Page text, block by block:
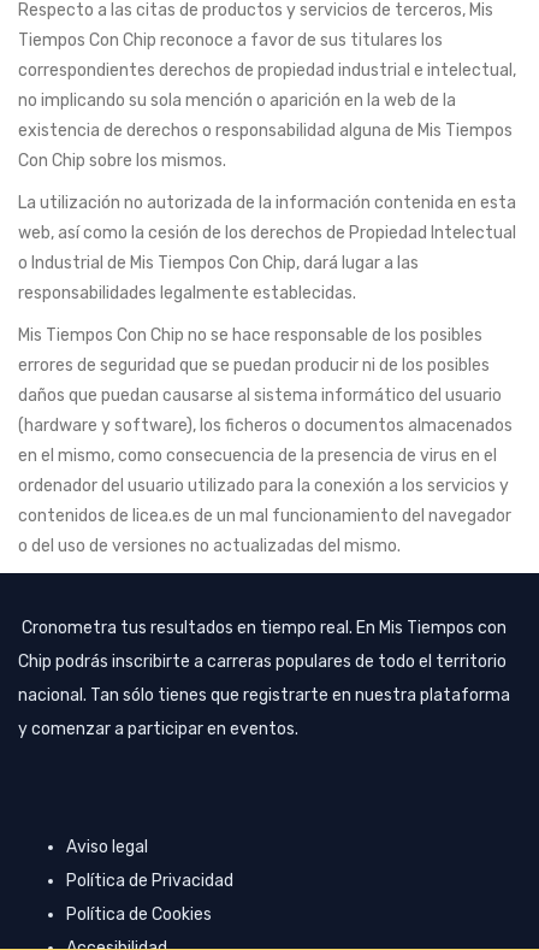
Respecto a las citas de productos y servicios de terceros, Mis
Tiempos Con Chip reconoce a favor de sus titulares los
correspondientes derechos de propiedad industrial e intelectual,
no implicando su sola mención o aparición en la web de la
existencia de derechos o responsabilidad alguna de Mis Tiempos
Con Chip sobre los mismos.
La utilización no autorizada de la información contenida en esta
web, así como la cesión de los derechos de Propiedad Intelectual
o Industrial de Mis Tiempos Con Chip, dará lugar a las
responsabilidades legalmente establecidas.
Mis Tiempos Con Chip no se hace responsable de los posibles
errores de seguridad que se puedan producir ni de los posibles
daños que puedan causarse al sistema informático del usuario
(hardware y software), los ficheros o documentos almacenados
en el mismo, como consecuencia de la presencia de virus en el
ordenador del usuario utilizado para la conexión a los servicios y
contenidos de licea.es de un mal funcionamiento del navegador
o del uso de versiones no actualizadas del mismo.
Image
Cronometra tus resultados en tiempo real. En Mis Tiempos con
Chip podrás inscribirte a carreras populares de todo el territorio
nacional. Tan sólo tienes que registrarte en nuestra plataforma
y comenzar a participar en eventos.
FOOTER
LINKS
Aviso legal
Política de Privacidad
Política de Cookies